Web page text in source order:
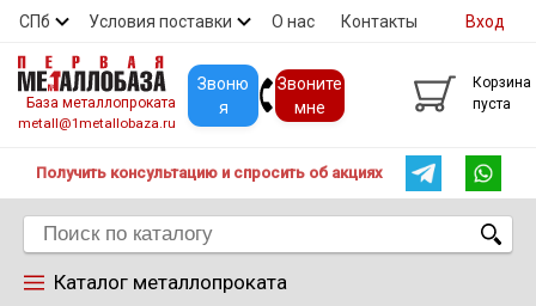
СПб Условия поставки О нас Контакты
Скидки Прайс Покупателям
Вход
База металлопроката
metall@1metallobaza.ru
Звоню
я
Звоните
мне
Корзина
пуста
Получить консультацию и спросить об акциях
Каталог металлопроката